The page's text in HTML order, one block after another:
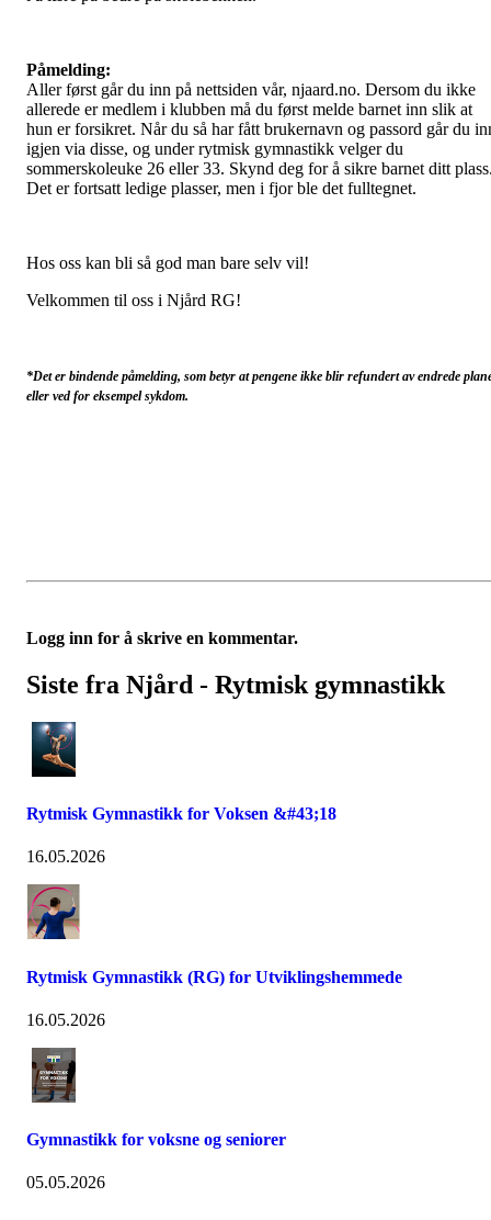
Påmelding:
Aller først går du inn på nettsiden vår, njaard.no. Dersom du ikke
allerede er medlem i klubben må du først melde barnet inn slik at
hun er forsikret. Når du så har fått brukernavn og passord går du
igjen via disse, og under rytmisk gymnastikk velger du
sommerskoleuke 26 eller 33. Skynd deg for å sikre barnet ditt
Det er fortsatt ledige plasser, men i fjor ble det fulltegnet.
Hos oss kan bli så god man bare selv vil!
Velkommen til oss i Njård RG!
*Det er bindende påmelding, som betyr at pengene ikke blir refundert av endrede
eller ved for eksempel sykdom.
Logg inn for å skrive en kommentar.
Siste fra Njård - Rytmisk gymnastikk
Rytmisk Gymnastikk for Voksen &#43;18
16.05.2026
Rytmisk Gymnastikk (RG) for Utviklingshemmede
16.05.2026
Gymnastikk for voksne og seniorer
05.05.2026